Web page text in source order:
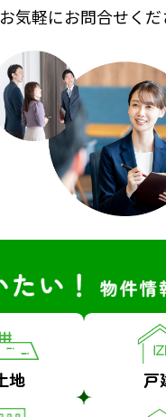
気軽にお問合せくだ
地 戸